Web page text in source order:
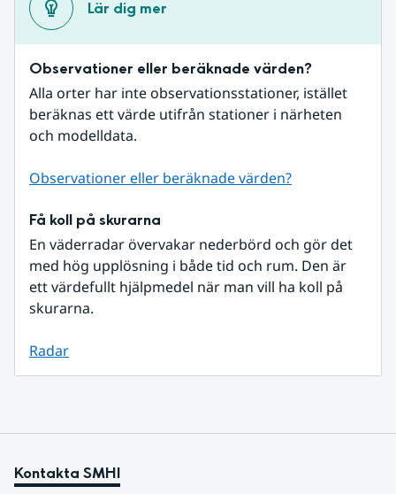
Lär dig mer
Observationer eller beräknade värden?
Alla orter har inte observationsstationer, istället
beräknas ett värde utifrån stationer i närheten
och modelldata.
Observationer eller beräknade värden?
Få koll på skurarna
En väderradar övervakar nederbörd och gör det
med hög upplösning i både tid och rum. Den är
ett värdefullt hjälpmedel när man vill ha koll på
skurarna.
Radar
Kontakta SMHI